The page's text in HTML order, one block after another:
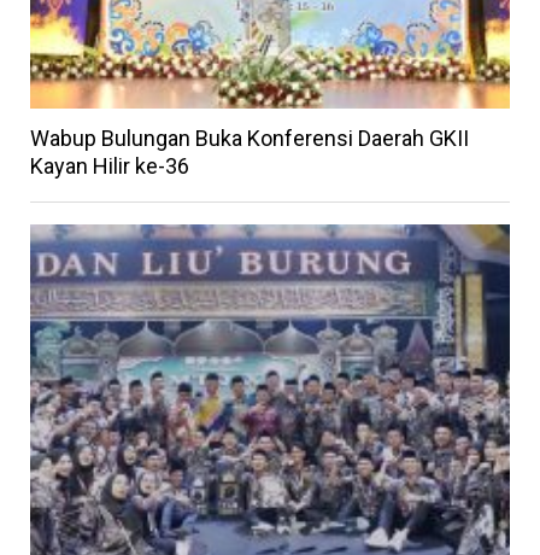
Wabup Bulungan Buka Konferensi Daerah GKII
Kayan Hilir ke-36